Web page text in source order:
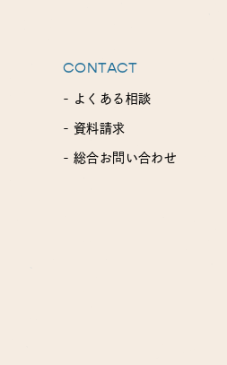
CONTACT
- よくある相談
- 資料請求
- 総合お問い合わせ